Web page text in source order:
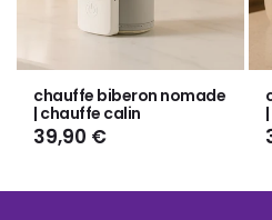
chauffe biberon nomade
| chauffe calin
Prix
39,90 €